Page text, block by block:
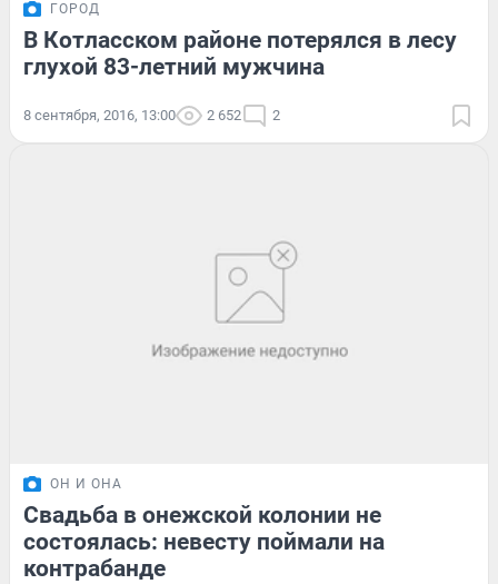
ГОРОД
В Котласском районе потерялся в лесу
глухой 83-летний мужчина
8 сентября, 2016, 13:00 2 652 2
ОН И ОНА
Свадьба в онежской колонии не
состоялась: невесту поймали на
контрабанде